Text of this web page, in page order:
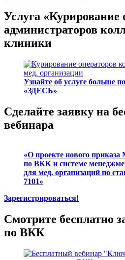
Услуга «Курирование
администраторов
клиники
Узнайте об услуге больше
«ЗДЕСЬ»
Сделайте заявку на
вебинара
«О проекте нового приказа
по ВКК и системе
для мед. организаций по
7101»
Зарегистрироваться!
Смотрите бесплатно
по ВКК